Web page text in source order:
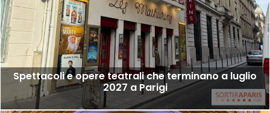
Spettacoli e opere teatrali che terminano a luglio
2027 a Parigi